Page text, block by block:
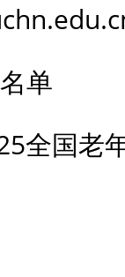
单
全国老